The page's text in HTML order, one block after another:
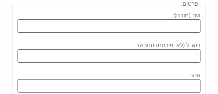
פרטים:
שם (חובה):
דוא"ל (לא יפורסם) (חובה):
אתר: